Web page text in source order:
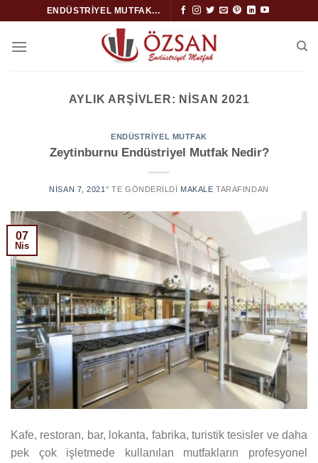
ENDÜSTRIYEL MUTFAK...
AYLIK ARŞIVLER: NISAN 2021
ENDÜSTRIYEL MUTFAK
Zeytinburnu Endüstriyel Mutfak Nedir?
NISAN 7, 2021 ’' TE GÖNDERILDI MAKALE TARAFINDAN
07
Nis
Kafe, restoran, bar, lokanta, fabrika, turistik tesisler ve daha
pek çok işletmede kullanılan mutfakların profesyonel